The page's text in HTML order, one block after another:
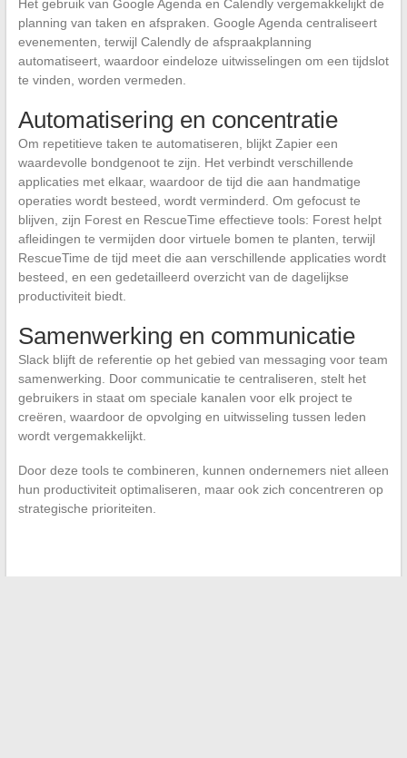
Het gebruik van Google Agenda en Calendly vergemakkelijkt de
planning van taken en afspraken. Google Agenda centraliseert
evenementen, terwijl Calendly de afspraakplanning
automatiseert, waardoor eindeloze uitwisselingen om een tijdslot
te vinden, worden vermeden.
Automatisering en concentratie
Om repetitieve taken te automatiseren, blijkt Zapier een
waardevolle bondgenoot te zijn. Het verbindt verschillende
applicaties met elkaar, waardoor de tijd die aan handmatige
operaties wordt besteed, wordt verminderd. Om gefocust te
blijven, zijn Forest en RescueTime effectieve tools: Forest helpt
afleidingen te vermijden door virtuele bomen te planten, terwijl
RescueTime de tijd meet die aan verschillende applicaties wordt
besteed, en een gedetailleerd overzicht van de dagelijkse
productiviteit biedt.
Samenwerking en communicatie
Slack blijft de referentie op het gebied van messaging voor team
samenwerking. Door communicatie te centraliseren, stelt het
gebruikers in staat om speciale kanalen voor elk project te
creëren, waardoor de opvolging en uitwisseling tussen leden
wordt vergemakkelijkt.
Door deze tools te combineren, kunnen ondernemers niet alleen
hun productiviteit optimaliseren, maar ook zich concentreren op
strategische prioriteiten.